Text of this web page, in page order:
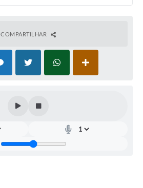
COMPARTILHAR